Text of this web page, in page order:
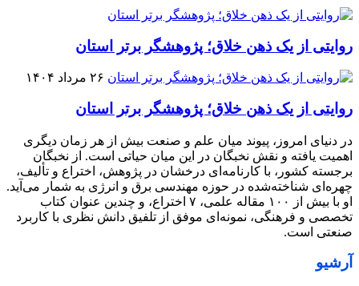
روایتی از یک ذهن خلاق؛ پژوهشگر برتر استان
۲۶ مرداد ۱۴۰۴
روایتی از یک ذهن خلاق؛ پژوهشگر برتر استان
در دنیای امروز، پیوند میان علم و صنعت بیش از هر زمان دیگری
اهمیت یافته و نقش نخبگان در این میان حیاتی است. از نخبگان
برجسته کشور، با کارنامه‌ای درخشان در پژوهش، اختراع و تألیف،
چهره‌ای شناخته‌شده در حوزه مهندسی برق و انرژی به شمار می‌آید.
او با بیش از ۱۰۰ مقاله علمی، ۷ اختراع، و چندین عنوان کتاب
تخصصی و فرهنگی، نمونه‌ای موفق از تلفیق دانش نظری با کاربرد
صنعتی است.
آرشیو